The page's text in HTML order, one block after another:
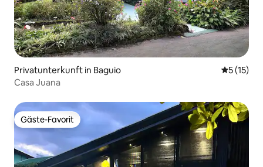
Privatunterkunft in Baguio
5 (15)
Casa Juana
Gäste-Favorit
Gäste-Favorit